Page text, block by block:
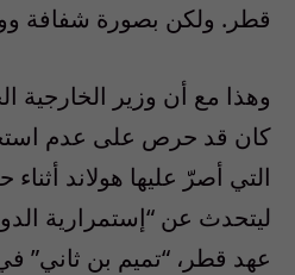
قطر. ولكن بصورة شفافة
وهذا مع أن وزير الخارجية
كان قد حرص على عدم
التي أصرّ عليها هولاند أثناء
ليتحدث عن “إستمرارية
عهد قطر، “تميم بن ثاني”